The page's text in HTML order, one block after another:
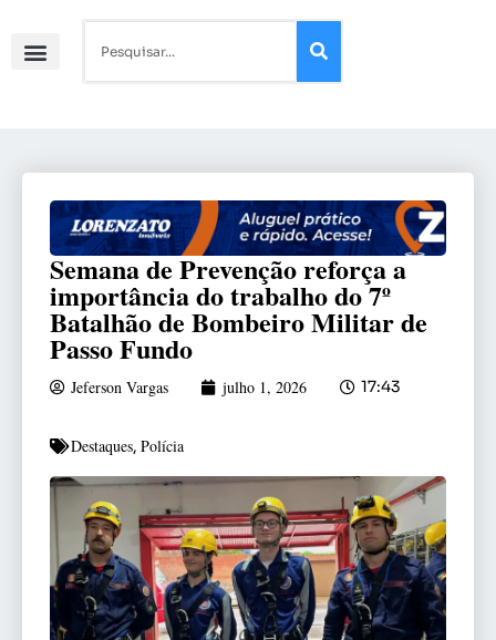
Semana de Prevenção reforça a
importância do trabalho do 7º
Batalhão de Bombeiro Militar de
Passo Fundo
Jeferson Vargas julho 1, 2026 17:43
Destaques, Polícia